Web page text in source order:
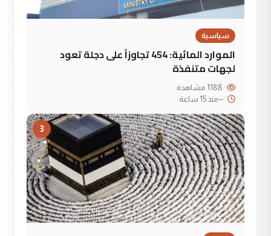
سياسية
الموارد المائية: 454 تجاوزاً على دجلة تعود
لجهات متنفذة
--منذ 15 ساعة
3